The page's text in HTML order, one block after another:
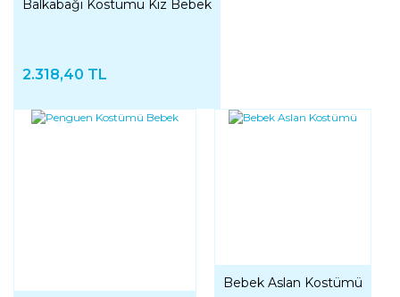
Balkabağı Kostümü Kız Bebek
2.318,40 TL
Bebek Aslan Kostümü